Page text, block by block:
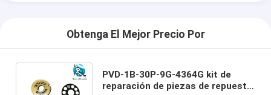
Obtenga El Mejor Precio Por
PVD-1B-30P-9G-4364G kit de
reparación de piezas de repuesto